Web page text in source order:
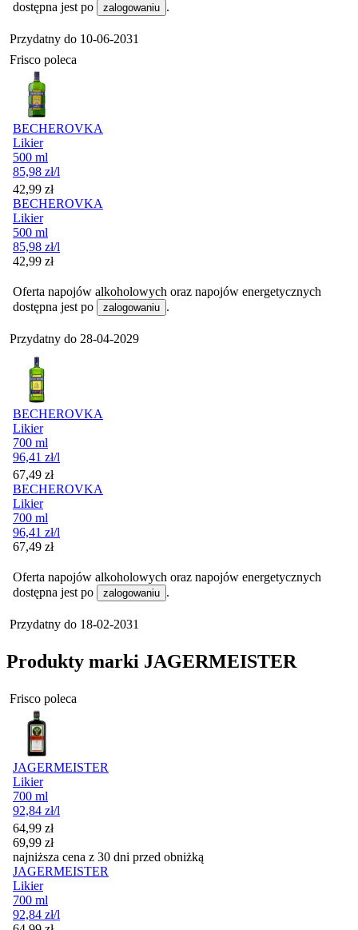
dostępna jest po zalogowaniu .
Przydatny do 10-06-2031
Frisco poleca
BECHEROVKA
Likier
500 ml
85,98 zł/l
Cena
42,99 zł
BECHEROVKA
Likier
500 ml
85,98 zł/l
Cena
42,99 zł
Oferta napojów alkoholowych oraz napojów energetycznych
dostępna jest po
zalogowaniu .
Przydatny do 28-04-2029
BECHEROVKA
Likier
700 ml
96,41 zł/l
Cena
67,49 zł
BECHEROVKA
Likier
700 ml
96,41 zł/l
Cena
67,49 zł
Oferta napojów alkoholowych oraz napojów energetycznych
dostępna jest po
zalogowaniu .
Przydatny do 18-02-2031
Produkty marki JAGERMEISTER
Frisco poleca
JAGERMEISTER
Likier
700 ml
92,84 zł/l
Cena promocyjna
64,99 zł
69,99 zł
najniższa cena z 30 dni przed obniżką
JAGERMEISTER
Likier
700 ml
92,84 zł/l